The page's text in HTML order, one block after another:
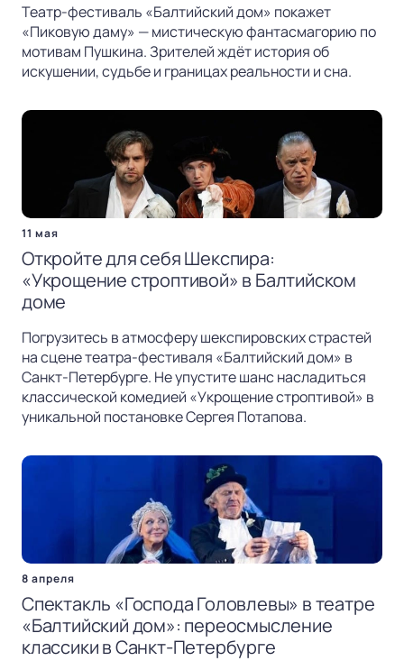
Театр-фестиваль «Балтийский дом» покажет
«Пиковую даму» — мистическую фантасмагорию по
мотивам Пушкина. Зрителей ждёт история об
искушении, судьбе и границах реальности и сна.
11 мая
Откройте для себя Шекспира:
«Укрощение строптивой» в Балтийском
доме
Погрузитесь в атмосферу шекспировских страстей
на сцене театра-фестиваля «Балтийский дом» в
Санкт-Петербурге. Не упустите шанс насладиться
классической комедией «Укрощение строптивой» в
уникальной постановке Сергея Потапова.
8 апреля
Спектакль «Господа Головлевы» в театре
«Балтийский дом»: переосмысление
классики в Санкт-Петербурге